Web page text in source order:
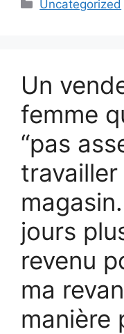
Uncategorized
Un
femme
“pas
jours
revenu
ma
manière